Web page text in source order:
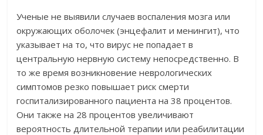
Ученые не выявили случаев воспаления мозга или
окружающих оболочек (энцефалит и менингит), что
указывает на то, что вирус не попадает в
центральную нервную систему непосредственно. В
то же время возникновение неврологических
симптомов резко повышает риск смерти
госпитализированного пациента на 38 процентов.
Они также на 28 процентов увеличивают
вероятность длительной терапии или реабилитации